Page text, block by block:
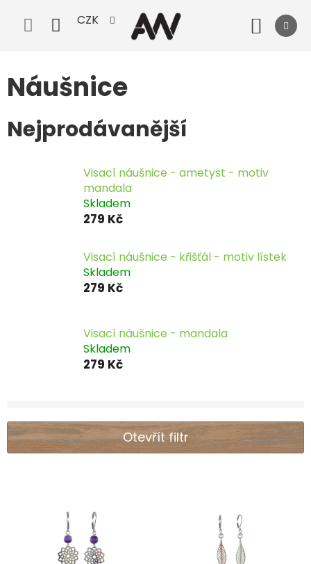
obsah
CZK
Náušnice
Nejprodávanější
Visací náušnice - ametyst - motiv
mandala
Skladem
279 Kč
Visací náušnice - křišťál - motiv lístek
Skladem
279 Kč
Visací náušnice - mandala
Skladem
279 Kč
Otevřít filtr